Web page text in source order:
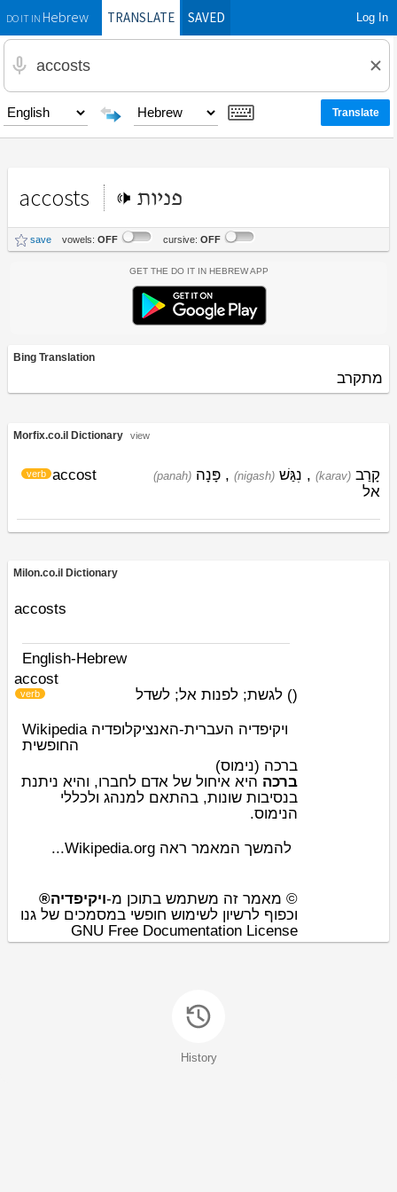
DO IT INHebrewTRANSLATE SAVED Log In
accosts פניות
save vowels: OFF cursive: OFF
Get the Do It In Hebrew App
Bing Translation
מתקרב
Morfix.co.il Dictionary view
accost
verb (karav) קָרַב ,
(nigash) נִגַּשׁ ,
(panah) פָּנָה
אל
Milon.co.il Dictionary
accosts
English-Hebrew
accost
(
verb ) לגשת; לפנות אל; לשדל
Wikipedia ויקיפדיה העברית-האנציקלופדיה
החופשית
ברכה (נימוס)
ברכה היא איחול של אדם לחברו, והיא ניתנת
בנסיבות שונות, בהתאם למנהג ולכללי
הנימוס.
להמשך המאמר ראה Wikipedia.org...
© מאמר זה משתמש בתוכן מ-ויקיפדיה®
וכפוף לרשיון לשימוש חופשי במסמכים של גנו
GNU Free Documentation License
History